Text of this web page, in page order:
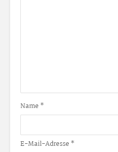
Name *
E-Mail-Adresse *